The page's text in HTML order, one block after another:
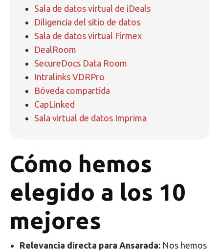
Sala de datos virtual de iDeals
Diligencia del sitio de datos
Sala de datos virtual Firmex
DealRoom
SecureDocs Data Room
Intralinks VDRPro
Bóveda compartida
CapLinked
Sala virtual de datos Imprima
Cómo hemos
elegido a los 10
mejores
Relevancia directa para Ansarada: Nos hemos